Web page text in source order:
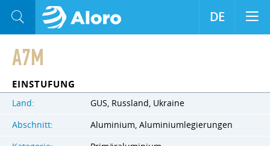
A7M
EINSTUFUNG
Land:
GUS, Russland, Ukraine
Abschnitt:
Aluminium, Aluminiumlegierungen
DE